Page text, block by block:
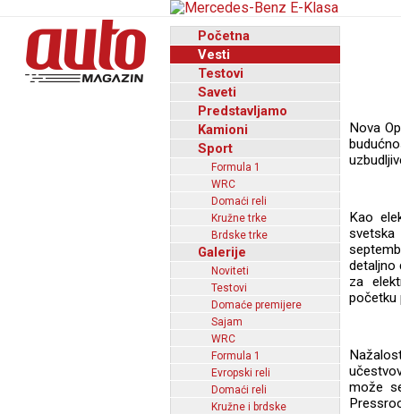
Početna
Vesti
Testovi
Saveti
Predstavljamo
Kamioni
Sport
Formula 1
WRC
Domaći reli
Kružne trke
Brdske trke
Galerije
Noviteti
Testovi
Domaće premijere
Sajam
WRC
Formula 1
Evropski reli
Domaći reli
Kružne i brdske
Nova
Kao
detaljno
za
početku
može